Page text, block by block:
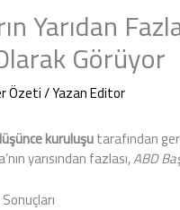
Yarıdan
Görüyor
Özeti/ YazanEditor
kuruluşutarafından
yarısından fazlası,ABD